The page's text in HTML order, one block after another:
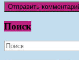
Поиск